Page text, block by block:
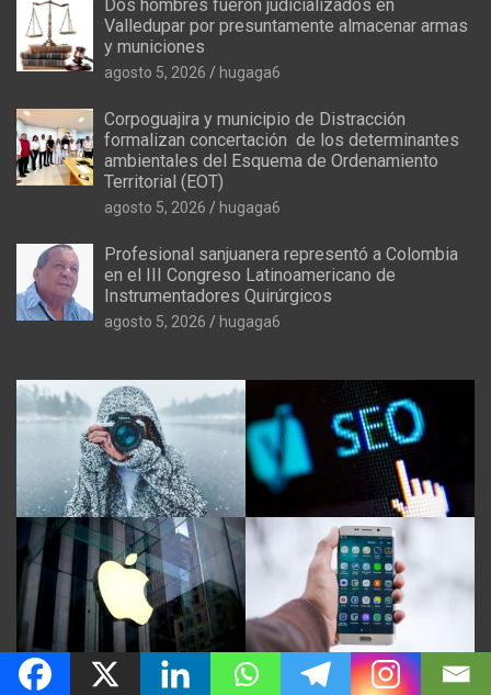
Dos hombres fueron judicializados en
Valledupar por presuntamente almacenar armas
y municiones
agosto 5, 2026 hugaga6
Corpoguajira y municipio de Distracción
formalizan concertación de los determinantes
ambientales del Esquema de Ordenamiento
Territorial (EOT)
agosto 5, 2026 hugaga6
Profesional sanjuanera representó a Colombia
en el III Congreso Latinoamericano de
Instrumentadores Quirúrgicos
agosto 5, 2026 hugaga6